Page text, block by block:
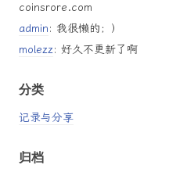
coinsrore.com
admin: 我很懒的；）
molezz: 好久不更新了啊
分类
记录与分享
归档